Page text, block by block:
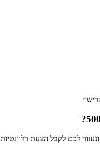
?
לכם לקבל הצעת רלוונטיות